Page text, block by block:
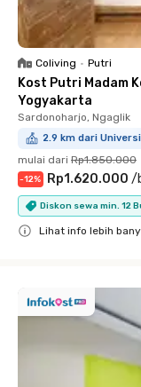
Coliving • Putri
Kost Putri Madam
Yogyakarta
Sardonoharjo, Ngaglik
2.9 km dari
mulai dari Rp1.850.000
-12% Rp1.620.000 /
Diskon sewa min. 12
Lihat info lebih